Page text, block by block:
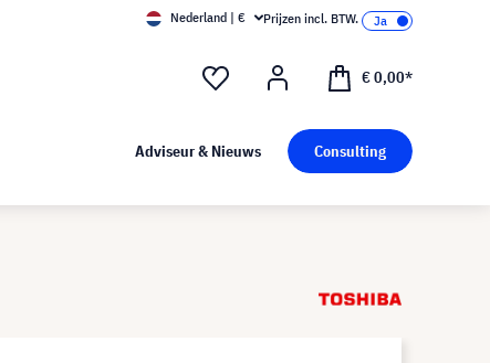
Nederland | € Prijzen incl. BTW.
€ 0,00*
Adviseur & Nieuws Consulting